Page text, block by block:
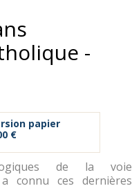
-
papier
€
de la voie
a connu ces dernières